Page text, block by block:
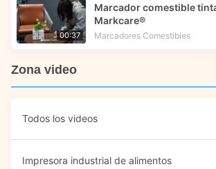
00:37
Marcador comestible
Markcare®
Marcadores Comestibles
Zona video
Todos los videos
Impresora industrial de alimentos